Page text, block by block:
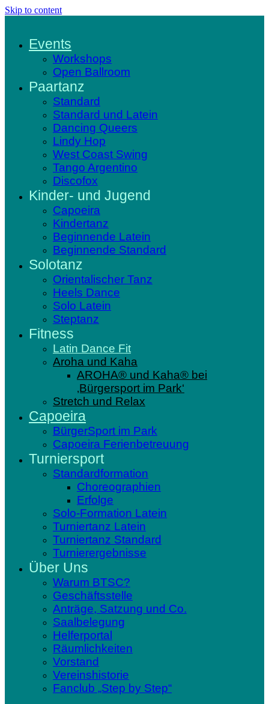
Skip to content
Events
Workshops
Open Ballroom
Paartanz
Standard
Standard und Latein
Dancing Queers
Lindy Hop
West Coast Swing
Tango Argentino
Discofox
Kinder- und Jugend
Capoeira
Kindertanz
Beginnende Latein
Beginnende Standard
Solotanz
Orientalischer Tanz
Heels Dance
Solo Latein
Steptanz
Fitness
Latin Dance Fit
Aroha und Kaha
AROHA® und Kaha® bei
‚Bürgersport im Park‘
Stretch und Relax
Capoeira
BürgerSport im Park
Capoeira Ferienbetreuung
Turniersport
Standardformation
Choreographien
Erfolge
Solo-Formation Latein
Turniertanz Latein
Turniertanz Standard
Turnierergebnisse
Über Uns
Warum BTSC?
Geschäftsstelle
Anträge, Satzung und Co.
Saalbelegung
Helferportal
Räumlichkeiten
Vorstand
Vereinshistorie
Fanclub „Step by Step“